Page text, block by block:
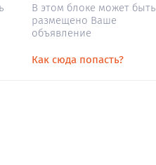
В этом блоке может быть
размещено Ваше
объявление
Как сюда попасть?